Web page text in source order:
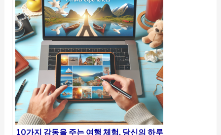
10가지 감동을 주는 여행 체험, 당신의 하루